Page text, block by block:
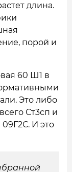
длина.
порой и
60 Ш1 в
Это либо
Ст3сп и
И это